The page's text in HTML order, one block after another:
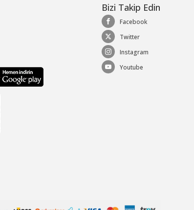
Bizi Takip Edin
Facebook
Twitter
Instagram
Youtube